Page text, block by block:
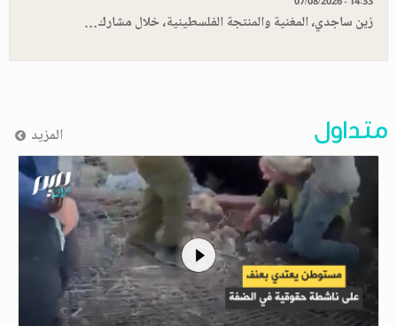
زين ساجدي، المغنية والمنتجة الفلسطينية، خلال مشارك…
متداول المزيد